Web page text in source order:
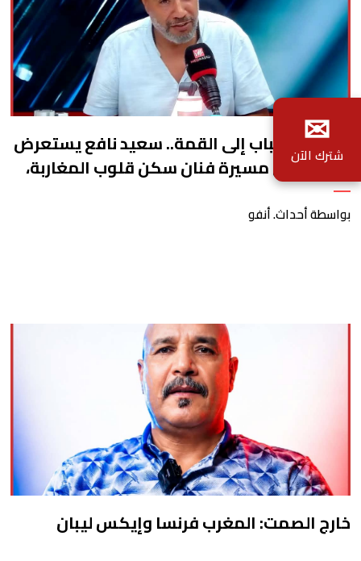
من دار الشباب إلى القمة.. سعيد نافع يستعرض
في لافيش مسيرة فنان سكن قلوب المغاربة،
عبد الإله عاجل.. "سبع الخشبة" الذي اختزل
الحياة في مشهد
بواسطة أحداث. أنفو
خارج الصمت: المغرب فرنسا وإيكس ليبان
✉
شترك الآن